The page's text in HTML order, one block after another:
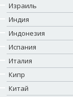
Израиль
Индия
Индонезия
Испания
Италия
Кипр
Китай